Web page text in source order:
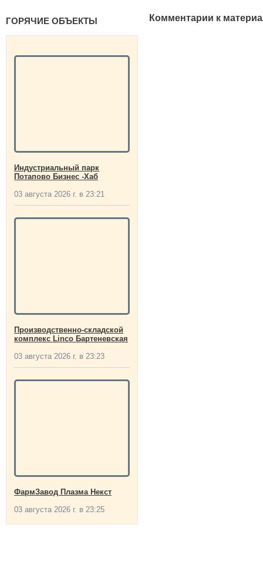
ГОРЯЧИЕ ОБЪЕКТЫ
Индустриальный парк
Потапово Бизнес -Хаб
03 августа 2026 г. в 23:21
Производственно-складской
комплекс Linco Бартеневская
03 августа 2026 г. в 23:23
ФармЗавод Плазма Некст
03 августа 2026 г. в 23:25
Комментарии к